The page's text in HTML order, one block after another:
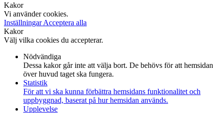
Kakor
Vi använder cookies.
InställningarAcceptera alla
Kakor
Välj vilka cookies du accepterar.
Nödvändiga
Dessa kakor går inte att välja bort. De behövs för att hemsidan
över huvud taget ska fungera.
Statistik
För att vi ska kunna förbättra hemsidans funktionalitet och
uppbyggnad, baserat på hur hemsidan används.
Upplevelse